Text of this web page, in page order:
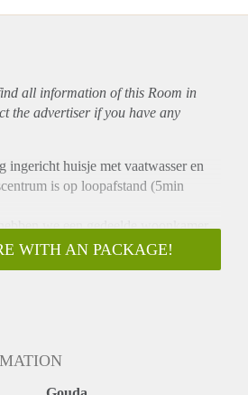
all information of this Room in
the advertiser if you have any
ingericht huisje met vaatwasser en
is op loopafstand (5min
we een gedeelde woonkamer,
achtertuin + afsluitbare schuur om
Business” student in
(het meest van Hardcore,
WITH AN PACKAGE!